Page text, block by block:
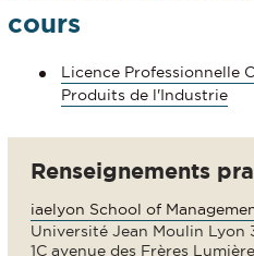
cours
Licence Professionnelle
Produits de l'Industrie
Renseignements
iaelyon School of
Université Jean Moulin Lyon
1C avenue des Frères Lumière